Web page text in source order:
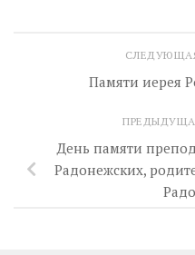
Памяти иерея
День памяти
Радонежских,